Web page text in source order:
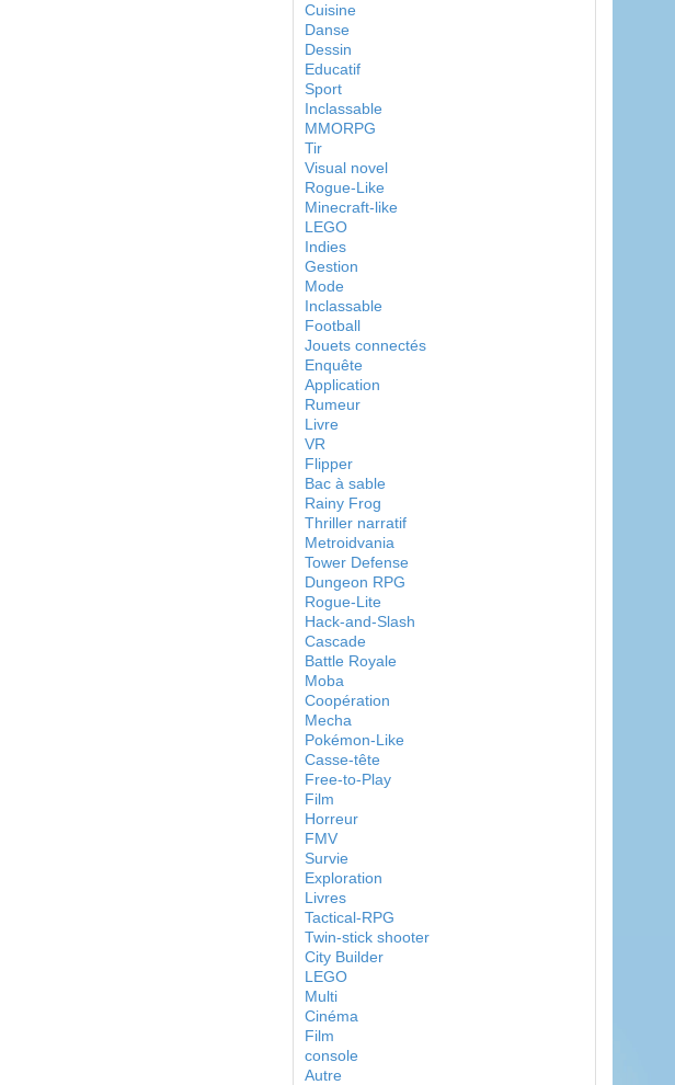
Cuisine
Danse
Dessin
Educatif
Sport
Inclassable
MMORPG
Tir
Visual novel
Rogue-Like
Minecraft-like
LEGO
Indies
Gestion
Mode
Inclassable
Football
Jouets connectés
Enquête
Application
Rumeur
Livre
VR
Flipper
Bac à sable
Rainy Frog
Thriller narratif
Metroidvania
Tower Defense
Dungeon RPG
Rogue-Lite
Hack-and-Slash
Cascade
Battle Royale
Moba
Coopération
Mecha
Pokémon-Like
Casse-tête
Free-to-Play
Film
Horreur
FMV
Survie
Exploration
Livres
Tactical-RPG
Twin-stick shooter
City Builder
LEGO
Multi
Cinéma
Film
console
Autre